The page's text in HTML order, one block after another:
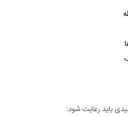
باید رعایت شود: